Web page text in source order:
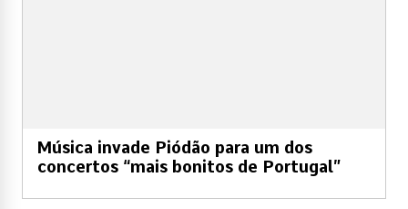
Música invade Piódão para um dos
concertos “mais bonitos de Portugal”